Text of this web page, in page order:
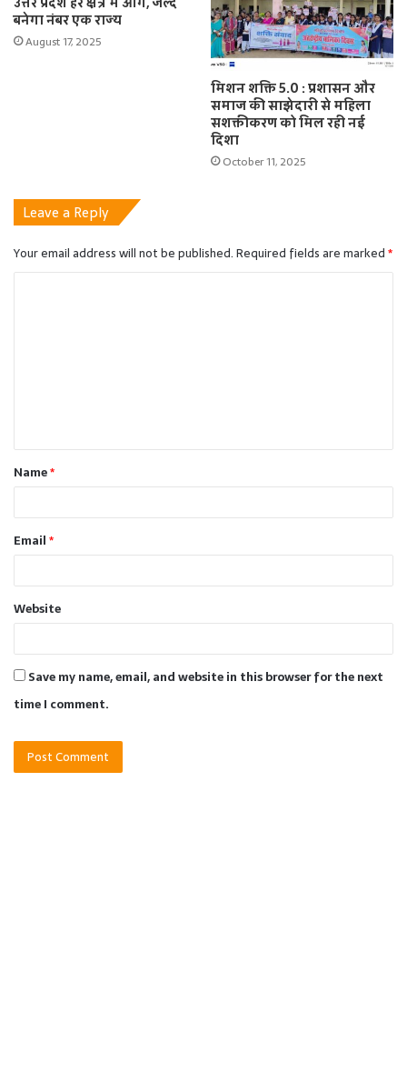
बनेगा नंबर एक राज्य
August 17, 2025
मिशन शक्ति 5.0 : प्रशासन और
समाज की साझेदारी से महिला
सशक्तीकरण को मिल रही नई
दिशा
October 11, 2025
Leave a Reply
Your email address will not be published.Required fields are marked*
t
*Name*
Email*
Website
Save my name, email, and website in this browser for the next
time I comment.